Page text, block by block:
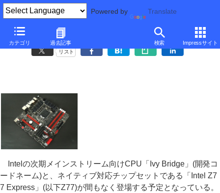
Powered by Translate
カテゴリ 過去記事 検索 Impressサイト
ASUSTeK Maximux V GENE/SABERTOOTH Z77フォトギャラリー
リスト
Intelの次期メインストリーム向けCPU「Ivy Bridge」(開発コ
ードネーム)と、ネイティブ対応チップセットである「Intel Z7
7 Express」(以下Z77)が間もなく登場する予定となっている。